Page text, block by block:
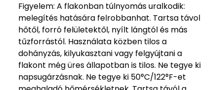
Figyelem: A flakonban túlnyomás uralkodik:
melegítés hatására felrobbanhat. Tartsa távol
hőtől, forró felületektől, nyílt lángtól és más
tűzforrástól. Használata közben tilos a
dohányzás, kilyukasztani vagy felgyújtani a
flakont még üres állapotban is tilos. Ne tegye ki
napsugárzásnak. Ne tegye ki 50°C/122°F-et